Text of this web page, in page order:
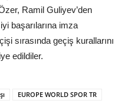
Ramil Guliyev’den
başarılarına imza
sırasında geçiş kurallarını
edildiler.
EUROPE WORLD SPOR TR